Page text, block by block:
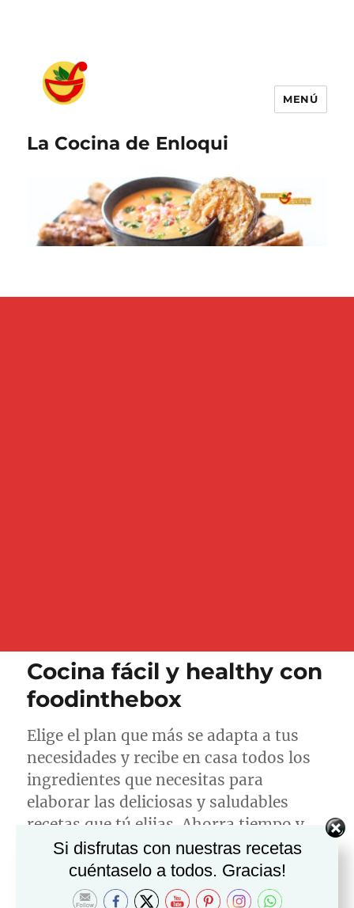
La Cocina de Enloqui
MENÚ
Cocina fácil y healthy con
foodinthebox
Elige el plan que más se adapta a tus
necesidades y recibe en casa todos los
ingredientes que necesitas para
elaborar las deliciosas y saludables
recetas que tú elijas. Ahorra tiempo y
dinero cocinando con foodinthebox.
Si disfrutas con nuestras recetas
cuéntaselo a todos. Gracias!